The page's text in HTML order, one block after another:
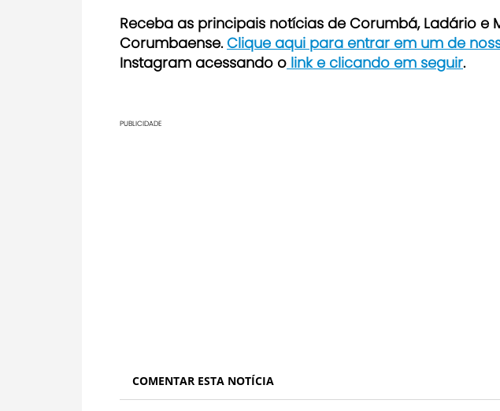
Receba as principais notícias de Corumbá, Ladário e
Corumbaense. Clique aqui para entrar em um de
Instagram acessando o link e clicando em seguir.
PUBLICIDADE
COMENTAR ESTA NOTÍCIA